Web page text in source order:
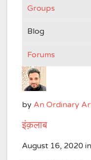
Groups
Blog
Forums
by An Ordinary
इंक़लाब
August 16, 2020 in